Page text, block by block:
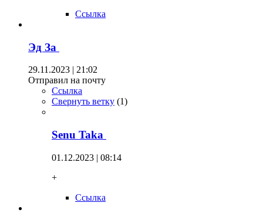
Ссылка
Эд За
29.11.2023 | 21:02
Отправил на почту
Ссылка
Свернуть ветку (1)
Senu Taka
01.12.2023 | 08:14
+
Ссылка